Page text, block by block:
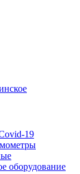
19
оборудование